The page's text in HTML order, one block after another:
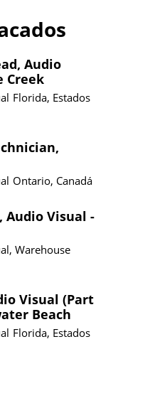
Audio
Creek
Florida, Estados
Ontario, Canadá
Audio Visual -
Warehouse
Visual (Part
Beach
Florida, Estados